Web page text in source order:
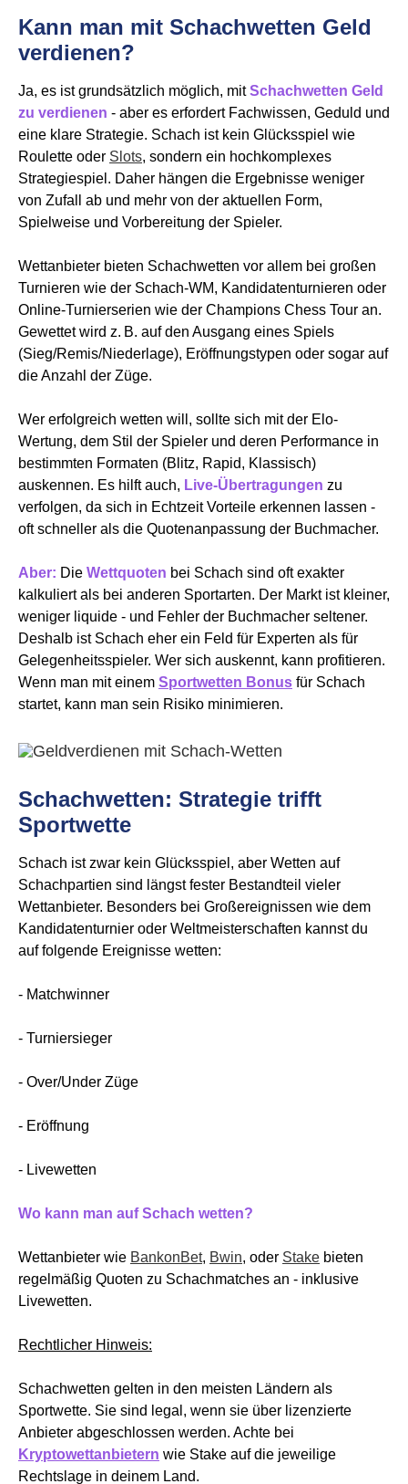
Kann man mit Schachwetten Geld
verdienen?
Ja, es ist grundsätzlich möglich, mitSchachwetten Geld
zu verdienen - aber es erfordert Fachwissen, Geduld und
eine klare Strategie. Schach ist kein Glücksspiel wie
Roulette oder Slots, sondern ein hochkomplexes
Strategiespiel. Daher hängen die Ergebnisse weniger
von Zufall ab und mehr von der aktuellen Form,
Spielweise und Vorbereitung der Spieler.
Wettanbieter bieten Schachwetten vor allem bei großen
Turnieren wie der Schach-WM, Kandidatenturnieren oder
Online-Turnierserien wie der Champions Chess Tour an.
Gewettet wird z. B. auf den Ausgang eines Spiels
(Sieg/Remis/Niederlage), Eröffnungstypen oder sogar auf
die Anzahl der Züge.
Wer erfolgreich wetten will, sollte sich mit der Elo-
Wertung, dem Stil der Spieler und deren Performance in
bestimmten Formaten (Blitz, Rapid, Klassisch)
auskennen. Es hilft auch, Live-Übertragungen zu
verfolgen, da sich in Echtzeit Vorteile erkennen lassen -
oft schneller als die Quotenanpassung der Buchmacher.
Aber: Die Wettquoten bei Schach sind oft exakter
kalkuliert als bei anderen Sportarten. Der Markt ist kleiner,
weniger liquide - und Fehler der Buchmacher seltener.
Deshalb ist Schach eher ein Feld für Experten als für
Gelegenheitsspieler. Wer sich auskennt, kann profitieren.
Wenn man mit einem Sportwetten Bonus für Schach
startet, kann man sein Risiko minimieren.
Schachwetten: Strategie trifft
Sportwette
Schach ist zwar kein Glücksspiel, aber Wetten auf
Schachpartien sind längst fester Bestandteil vieler
Wettanbieter. Besonders bei Großereignissen wie dem
Kandidatenturnier oder Weltmeisterschaften kannst du
auf folgende Ereignisse wetten:
- Matchwinner
- Turniersieger
- Over/Under Züge
- Eröffnung
- Livewetten
Wo kann man auf Schach wetten?
Wettanbieter wie BankonBet, Bwin, oder Stake bieten
regelmäßig Quoten zu Schachmatches an - inklusive
Livewetten.
Rechtlicher Hinweis:
Schachwetten gelten in den meisten Ländern als
Sportwette. Sie sind legal, wenn sie über lizenzierte
Anbieter abgeschlossen werden. Achte bei
Kryptowettanbietern wie Stake auf die jeweilige
Rechtslage in deinem Land.